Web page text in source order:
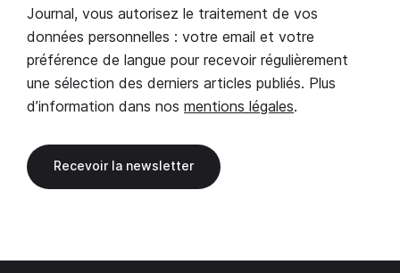
Journal, vous autorisez le traitement de vos
données personnelles : votre email et votre
préférence de langue pour recevoir régulièrement
une sélection des derniers articles publiés. Plus
d’information dans nos mentions légales.